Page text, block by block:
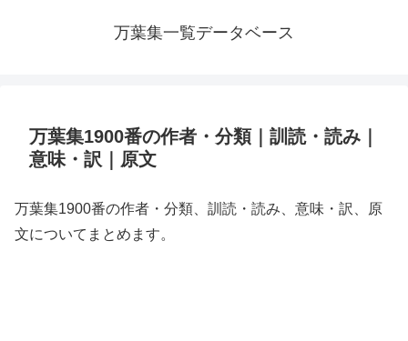
万葉集一覧データベース
万葉集1900番の作者・分類｜訓読・読み｜
意味・訳｜原文
万葉集1900番の作者・分類、訓読・読み、意味・訳、原
文についてまとめます。